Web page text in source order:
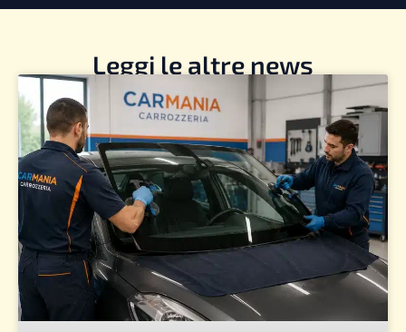
Leggi le altre news